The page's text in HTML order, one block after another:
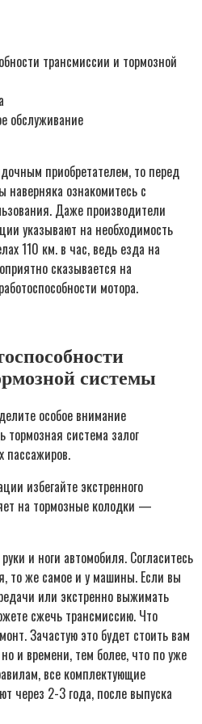
трансмиссии и тормозной
обслуживание
приобретателем, то перед
наверняка ознакомитесь с
Даже производители
указывают на необходимость
110 км. в час, ведь езда на
сказывается на
мотора.
системы
особое внимание
тормозная система залог
пассажиров.
избегайте экстренного
на тормозные колодки —
и ноги автомобиля. Согласитесь
то же самое и у машины. Если вы
или экстренно выжимать
сжечь трансмиссию. Что
Зачастую это будет стоить вам
и времени, тем более, что по уже
все комплектующие
через 2-3 года, после выпуска